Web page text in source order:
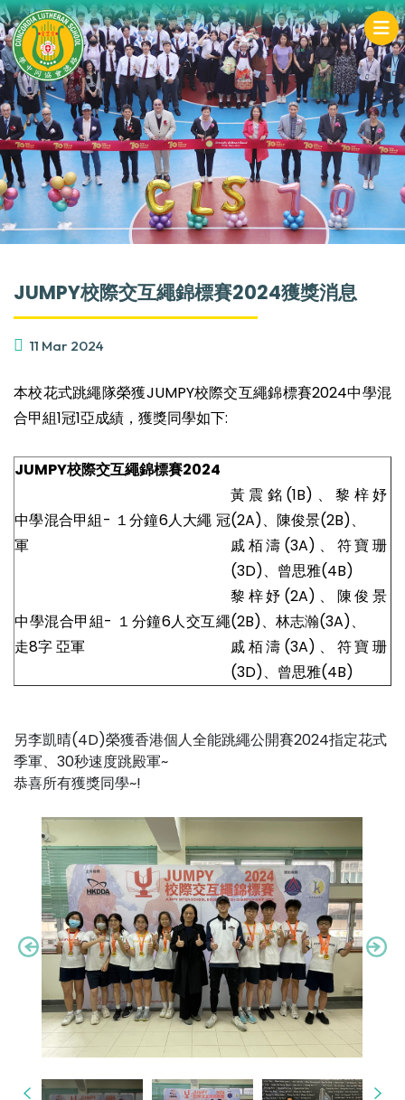
JUMPY校際交互繩錦標賽2024獲獎消息
11 Mar 2024
本校花式跳繩隊榮獲JUMPY校際交互繩錦標賽2024中學混
合甲組1冠1亞成績，獲獎同學如下:
JUMPY校際交互繩錦標賽2024
中學混合甲組- １分鐘6人大繩 冠
軍
黃震銘(1B)、黎梓妤
(2A)、陳俊景(2B)、
戚栢濤(3A)、符寶珊
(3D)、曾思雅(4B)
中學混合甲組- １分鐘6人交互繩
走8字 亞軍
黎梓妤(2A)、陳俊景
(2B)、林志瀚(3A)、
戚栢濤(3A)、符寶珊
(3D)、曾思雅(4B)
另李凱晴(4D)榮獲香港個人全能跳繩公開賽2024指定花式
季軍、30秒速度跳殿軍~
恭喜所有獲獎同學~!